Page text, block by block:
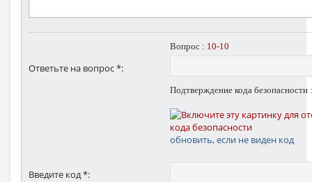
Вопрос : 10-10
Ответьте на вопрос *:
Подтверждение кода безопасности :
обновить, если не виден код
Введите код *: